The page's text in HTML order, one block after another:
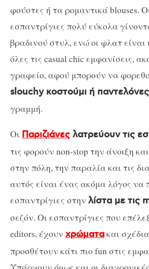
φούστες ή τα ρομαντικά blouses.
εσπαντρίγιες πολύ εύκολα
βραδινού στυλ, ενώ οι φλατ είναι
όλες τις casual chic εμφανίσεις,
γραφείο, αφού μπορούν να
slouchy κοστούμι ή παντελόνες
γραμμή.
Οι Παριζιάνες λατρεύουν τις
τις φορούν non-stop την άνοιξη
στην πόλη, την παραλία και τις
αυτός είναι ένας ακόμα λόγος να
εσπαντρίγιες στην λίστα με τις
σεζόν. Οι εσπαντρίγιες που
editors, έχουν χρώματακαι
προσθέτουν κάτι πιο fun στις